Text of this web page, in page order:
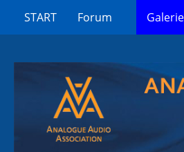
START Forum Galerie